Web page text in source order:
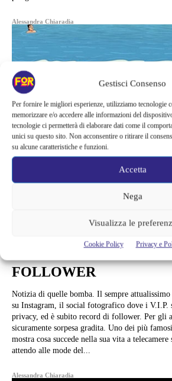
Gestisci Consenso
Per fornire le migliori esperienze, utilizziamo tecnologie
memorizzare e/o accedere alle informazioni del
tecnologie ci permetterà di elaborare dati come il
unici su questo sito. Non acconsentire o ritirare il
su alcune caratteristiche e funzioni.
Accetta
Nega
Visualizza le
Cookie Policy Privacy e
Alessandra Chiaradia
ED È SUBITO RECORD
FOLLOWER
Notizia di quelle bomba. Il sempre
su Instagram, il social fotografico dove i V.I.P.
privacy, ed è subito record di follower. Per gli
sicuramente sorpesa gradita. Uno dei più famosi padri di famiglia ci
mostra cosa succede nella sua vita a telecamere
attendo alle mode del...
Alessandra Chiaradia